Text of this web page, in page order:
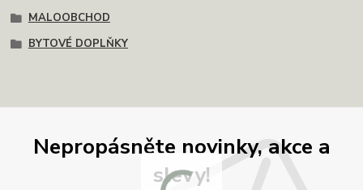
MALOOBCHOD
BYTOVÉ DOPLŇKY
Nepropásněte novinky, akce a
slevy!